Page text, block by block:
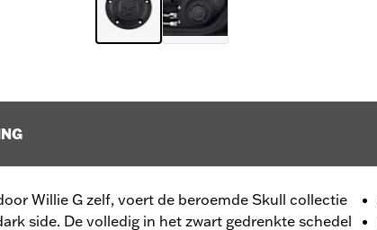
Willie G zelf, voert de beroemde Skull collectie
side. De volledig in het zwart gedrenkte schedel